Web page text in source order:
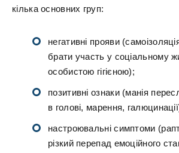
кілька основних груп:
негативні прояви
брати участь у соціальному
особистою гігієною);
позитивні ознаки (манія
в голові, марення,
настроювальні симптоми
різкий перепад емоційного